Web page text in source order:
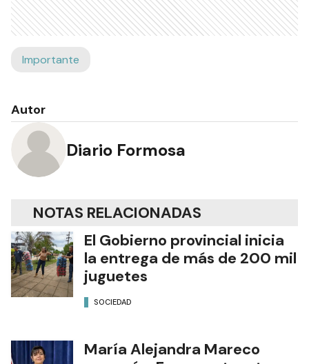
Importante
Autor
Diario Formosa
NOTAS RELACIONADAS
El Gobierno provincial inicia
la entrega de más de 200 mil
juguetes
SOCIEDAD
María Alejandra Mareco